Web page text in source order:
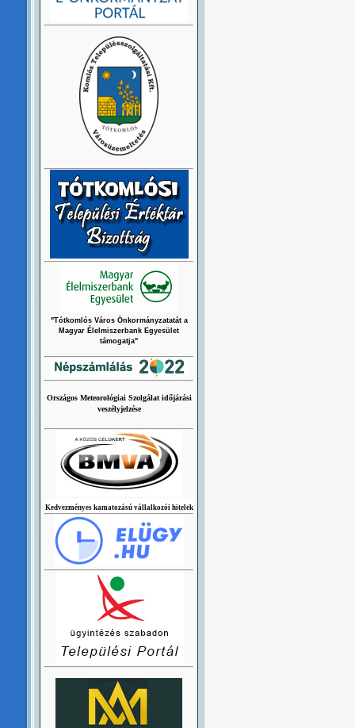
"Tótkomlós Város Önkormányzatatát a
Magyar Élelmiszerbank Egyesület
támogatja"
Országos Meteorológiai Szolgálat időjárási
veszélyjelzése
Kedvezményes kamatozású vállalkozói hitelek